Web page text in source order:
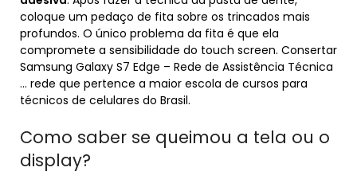
coloque um pedaço de fita sobre os trincados mais
profundos. O único problema da fita é que ela
compromete a sensibilidade do touch screen. Consertar
Samsung Galaxy S7 Edge – Rede de Assistência Técnica
… rede que pertence a maior escola de cursos para
técnicos de celulares do Brasil.
Como saber se queimou a tela ou o
display?